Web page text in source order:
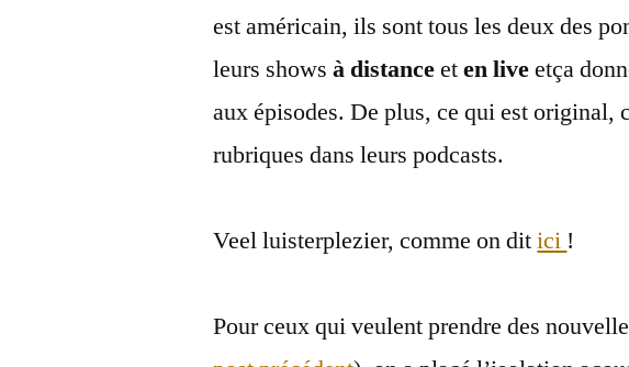
est américain, ils sont tous les deux des
leurs showsà distanceeten liveetça
aux épisodes. De plus, ce qui est original,
rubriques dans leurs podcasts.
Veel luisterplezier, comme on ditici !
Pour ceux qui veulent prendre des